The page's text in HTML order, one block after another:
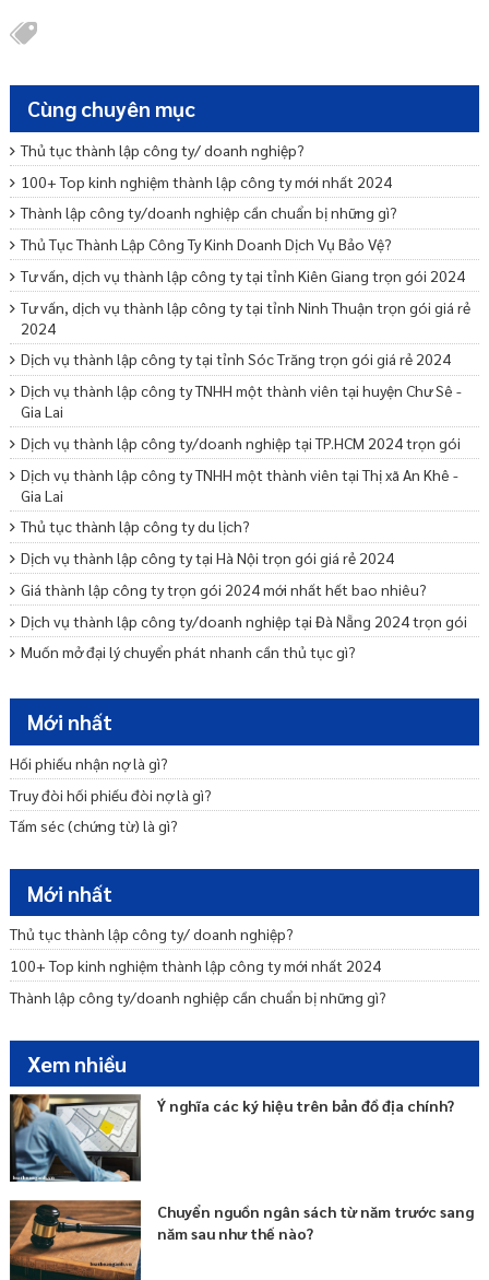
Cùng chuyên mục
Thủ tục thành lập công ty/ doanh nghiệp?
100+ Top kinh nghiệm thành lập công ty mới nhất 2024
Thành lập công ty/doanh nghiệp cần chuẩn bị những gì?
Thủ Tục Thành Lập Công Ty Kinh Doanh Dịch Vụ Bảo Vệ?
Tư vấn, dịch vụ thành lập công ty tại tỉnh Kiên Giang trọn gói 2024
Tư vấn, dịch vụ thành lập công ty tại tỉnh Ninh Thuận trọn gói giá rẻ
2024
Dịch vụ thành lập công ty tại tỉnh Sóc Trăng trọn gói giá rẻ 2024
Dịch vụ thành lập công ty TNHH một thành viên tại huyện Chư Sê -
Gia Lai
Dịch vụ thành lập công ty/doanh nghiệp tại TP.HCM 2024 trọn gói
Dịch vụ thành lập công ty TNHH một thành viên tại Thị xã An Khê -
Gia Lai
Thủ tục thành lập công ty du lịch?
Dịch vụ thành lập công ty tại Hà Nội trọn gói giá rẻ 2024
Giá thành lập công ty trọn gói 2024 mới nhất hết bao nhiêu?
Dịch vụ thành lập công ty/doanh nghiệp tại Đà Nẵng 2024 trọn gói
Muốn mở đại lý chuyển phát nhanh cần thủ tục gì?
Lệ phí đăng ký doanh nghiệp được quy định như thế nào?
Thủ tục mở chi nhánh công ty ở tỉnh khác?
Dịch vụ thành lập chi nhánh công ty 500k
Dịch vụ thành lập công ty TNHH một thành viên
Mới nhất
Hối phiếu nhận nợ là gì?
Truy đòi hối phiếu đòi nợ là gì?
Tấm séc (chứng từ) là gì?
Mới nhất
Thủ tục thành lập công ty/ doanh nghiệp?
100+ Top kinh nghiệm thành lập công ty mới nhất 2024
Thành lập công ty/doanh nghiệp cần chuẩn bị những gì?
Xem nhiều
Ý nghĩa các ký hiệu trên bản đồ địa chính?
Chuyển nguồn ngân sách từ năm trước sang
năm sau như thế nào?